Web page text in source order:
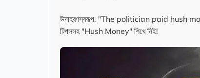
উদাহরণস্বরূপ, "The politician paid hush money
টিপসসহ "Hush Money" শিখে নিই!